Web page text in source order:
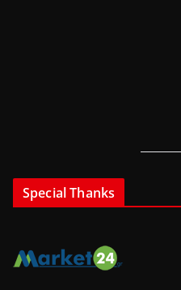
Special Thanks